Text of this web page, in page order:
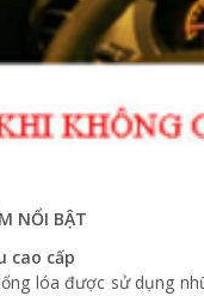
NỔI BẬT
cao cấp
lóa được sử dụng